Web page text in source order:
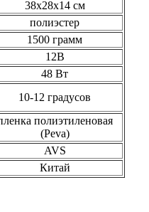
38х28х14 см
полиэстер
1500 грамм
12В
48 Вт
10-12 градусов
полиэтиленовая
(Peva)
AVS
Китай